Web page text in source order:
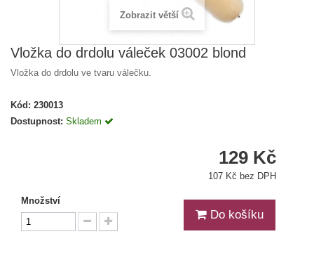
Zobrazit větší
Vložka do drdolu váleček 03002 blond
Vložka do drdolu ve tvaru válečku.
Kód: 230013
Dostupnost: Skladem
129 Kč
107 Kč bez DPH
Množství
Do košíku